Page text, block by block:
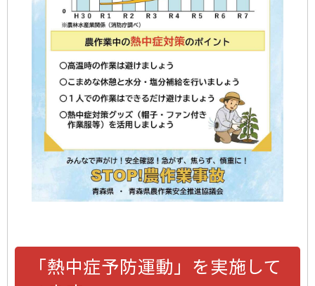
「熱中症予防運動」を実施して